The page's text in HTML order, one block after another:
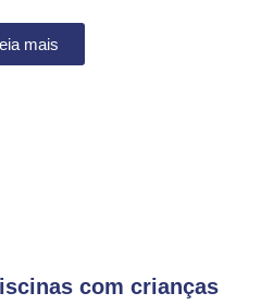
mais
com crianças